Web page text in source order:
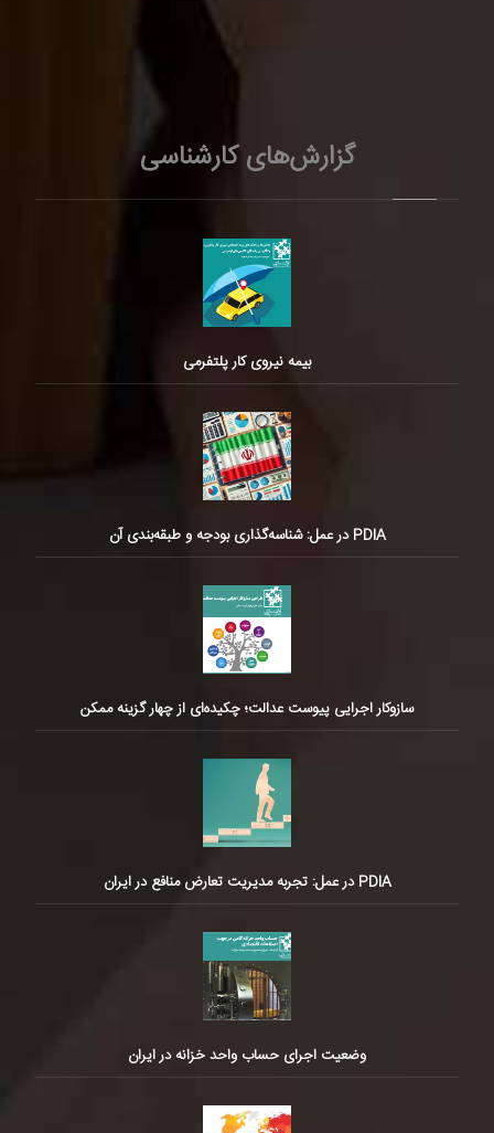
گزارش‌های کارشناسی
بیمه نیروی کار پلتفرمی
PDIA در عمل: شناسه‌گذاری بودجه و طبقه‌بندی آن
سازوکار اجرایی پیوست عدالت؛ چکیده‌ای از چهار گزینه ممکن
PDIA در عمل: تجربه مدیریت تعارض منافع در ایران
وضعیت اجرای حساب واحد خزانه در ایران